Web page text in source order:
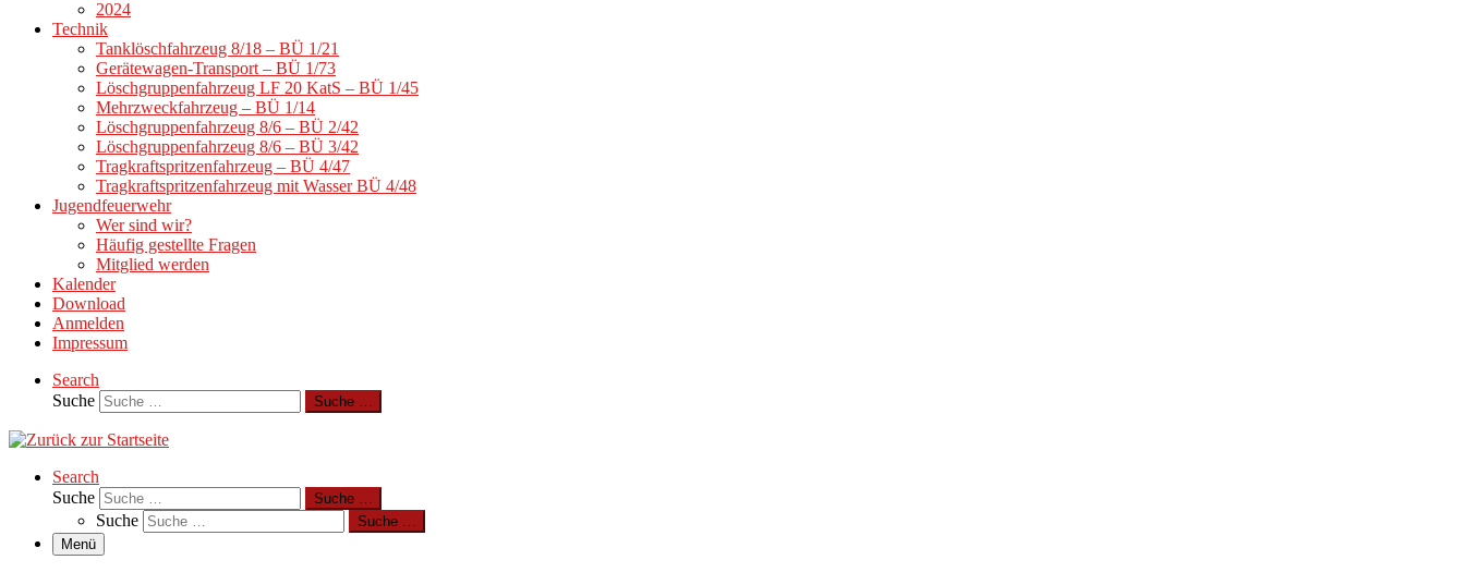
2024
Technik
Tanklöschfahrzeug 8/18 – BÜ 1/21
Gerätewagen-Transport – BÜ 1/73
Löschgruppenfahrzeug LF 20 KatS – BÜ 1/45
Mehrzweckfahrzeug – BÜ 1/14
Löschgruppenfahrzeug 8/6 – BÜ 2/42
Löschgruppenfahrzeug 8/6 – BÜ 3/42
Tragkraftspritzenfahrzeug – BÜ 4/47
Tragkraftspritzenfahrzeug mit Wasser BÜ 4/48
Jugendfeuerwehr
Wer sind wir?
Häufig gestellte Fragen
Mitglied werden
Kalender
Download
Anmelden
Impressum
Search
Suche
Suche …
Search
Suche
Suche …
Suche
Suche …
Menü